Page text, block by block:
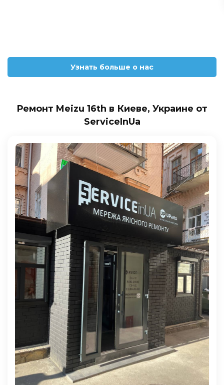
Узнать больше о нас
Ремонт Meizu 16th в Киеве, Украине от
ServiceInUa